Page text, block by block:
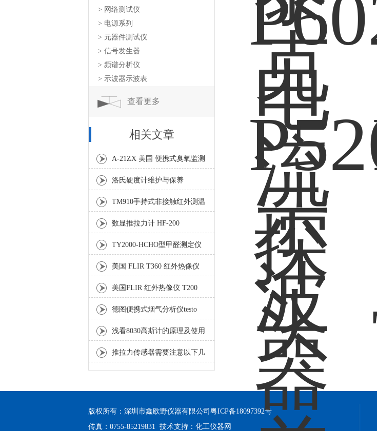
> 网络测试仪
> 电源系列
> 元器件测试仪
> 信号发生器
> 频谱分析仪
> 示波器示波表
查看更多
相关文章
A-21ZX 美国 便携式臭氧监测
器
洛氏硬度计维护与保养
TM910手持式非接触红外测温
仪
数显推拉力计 HF-200
TY2000-HCHO型甲醛测定仪
美国 FLIR T360 红外热像仪
美国FLIR 红外热像仪 T200
德图便携式烟气分析仪testo
350加强型上市
浅看8030高斯计的原理及使用
方法
推拉力传感器需要注意以下几
点技巧
版权所有：深圳市鑫欧野仪器有限公司 粤ICP备18097392号
传真：0755-85219831 技术支持： 化工仪器网